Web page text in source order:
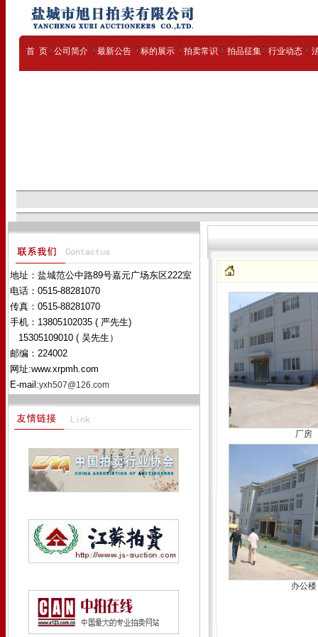
首 页 公司简介 最新公告 标的展示 拍卖常识 拍品征集 行业动态
地址：盐城范公中路89号嘉元广场东区222室
电话：0515-88281070
传真：0515-88281070
手机：13805102035 ( 严先生)
15305109010 ( 吴先生）
邮编：224002
网址:www.xrpmh.com
E-mail:yxh507@126.com
厂房
办公楼